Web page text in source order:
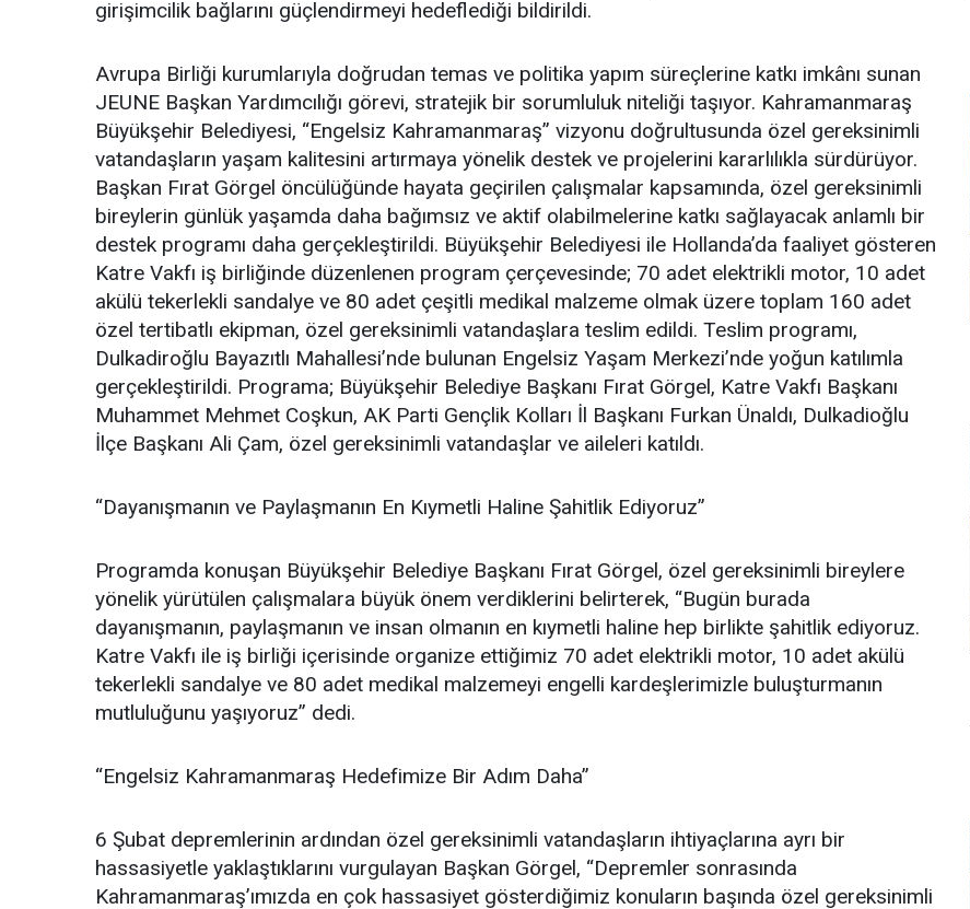
girişimcilik bağlarını güçlendirmeyi hedeflediği bildirildi.
Avrupa Birliği kurumlarıyla doğrudan temas ve politika yapım süreçlerine katkı imkânı sunan
JEUNE Başkan Yardımcılığı görevi, stratejik bir sorumluluk niteliği taşıyor. Kahramanmaraş
Büyükşehir Belediyesi, “Engelsiz Kahramanmaraş” vizyonu doğrultusunda özel gereksinimli
vatandaşların yaşam kalitesini artırmaya yönelik destek ve projelerini kararlılıkla sürdürüyor.
Başkan Fırat Görgel öncülüğünde hayata geçirilen çalışmalar kapsamında, özel gereksinimli
bireylerin günlük yaşamda daha bağımsız ve aktif olabilmelerine katkı sağlayacak anlamlı bir
destek programı daha gerçekleştirildi. Büyükşehir Belediyesi ile Hollanda’da faaliyet gösteren
Katre Vakfı iş birliğinde düzenlenen program çerçevesinde; 70 adet elektrikli motor, 10 adet
akülü tekerlekli sandalye ve 80 adet çeşitli medikal malzeme olmak üzere toplam 160 adet
özel tertibatlı ekipman, özel gereksinimli vatandaşlara teslim edildi. Teslim programı,
Dulkadiroğlu Bayazıtlı Mahallesi’nde bulunan Engelsiz Yaşam Merkezi’nde yoğun katılımla
gerçekleştirildi. Programa; Büyükşehir Belediye Başkanı Fırat Görgel, Katre Vakfı Başkanı
Muhammet Mehmet Coşkun, AK Parti Gençlik Kolları İl Başkanı Furkan Ünaldı, Dulkadioğlu
İlçe Başkanı Ali Çam, özel gereksinimli vatandaşlar ve aileleri katıldı.
“Dayanışmanın ve Paylaşmanın En Kıymetli Haline Şahitlik Ediyoruz”
Programda konuşan Büyükşehir Belediye Başkanı Fırat Görgel, özel gereksinimli bireylere
yönelik yürütülen çalışmalara büyük önem verdiklerini belirterek, “Bugün burada
dayanışmanın, paylaşmanın ve insan olmanın en kıymetli haline hep birlikte şahitlik ediyoruz.
Katre Vakfı ile iş birliği içerisinde organize ettiğimiz 70 adet elektrikli motor, 10 adet akülü
tekerlekli sandalye ve 80 adet medikal malzemeyi engelli kardeşlerimizle buluşturmanın
mutluluğunu yaşıyoruz” dedi.
“Engelsiz Kahramanmaraş Hedefimize Bir Adım Daha”
6 Şubat depremlerinin ardından özel gereksinimli vatandaşların ihtiyaçlarına ayrı bir
hassasiyetle yaklaştıklarını vurgulayan Başkan Görgel, “Depremler sonrasında
Kahramanmaraş’ımızda en çok hassasiyet gösterdiğimiz konuların başında özel gereksinimli